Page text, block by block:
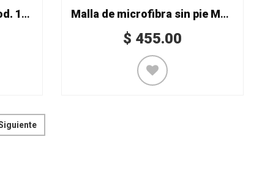
Malla de red sin punta Mod. 1226 Malla de microfibra sin pie Mod. 516
$ 455.00